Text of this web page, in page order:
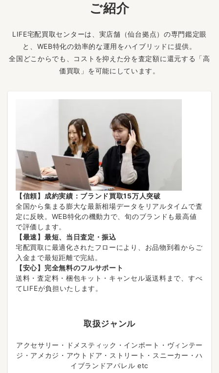
ご紹介
LIFE宅配買取センターは、実店舗（仙台拠点）の専門鑑定眼
と、WEB特化の効率的な運用をハイブリッドに提供。
全国どこからでも、コストを抑えた分を査定額に還元する「高
価買取」を可能にしています。
【信頼】成約実績：ブランド買取15万人突破
全国から集まる膨大な最新相場データをリアルタイムで査
定に反映。WEB特化の機動力で、旬のブランドも最高値
で評価します。
【最速】最短、当日査定・振込
宅配買取に最適化されたフローにより、お品物到着からご
入金まで最短距離で完結。
【安心】完全無料のフルサポート
送料・査定料・梱包キット・キャンセル返送料まで、すべ
てLIFEが負担いたします。
取扱ジャンル
アクセサリー・ドメスティック・インポート・ヴィンテー
ジ・アメカジ・アウトドア・ストリート・スニーカー・ハ
イブランドアパレル etc